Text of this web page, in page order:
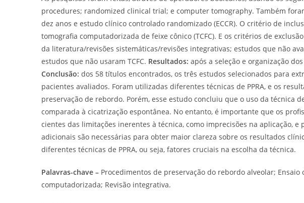
procedures; randomized clinical trial; e computer tomography. Também
dez anos e estudo clínico controlado randomizado (ECCR). O critério de
tomografia computadorizada de feixe cônico (TCFC). E os critérios de
da literatura/revisões sistemáticas/revisões integrativas; estudos que não
estudos que não usaram TCFC. Resultados: após a seleção e organização
Conclusão: dos 58 títulos encontrados, os três estudos selecionados para
pacientes avaliados. Foram utilizadas diferentes técnicas de PPRA, e os
preservação de rebordo. Porém, esse estudo concluiu que o uso da técnica
comparada à cicatrização espontânea. No entanto, é importante que os
cientes das limitações inerentes à técnica, como imprecisões na aplicação,
adicionais são necessárias para obter maior clareza sobre os resultados
diferentes técnicas de PPRA, ou seja, fatores cruciais na escolha da técnica.
Palavras-chave – Procedimentos de preservação do rebordo alveolar;
computadorizada; Revisão integrativa.